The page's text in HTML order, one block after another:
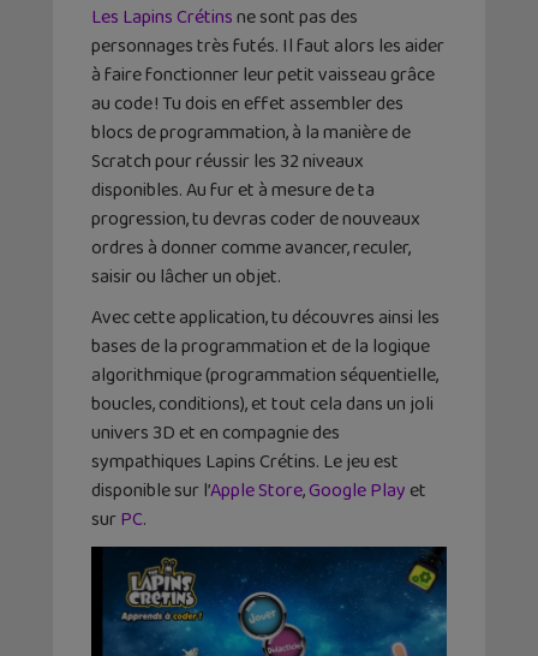
Les Lapins Crétinsne sont pas des
personnages très futés. Il faut alors les aider
à faire fonctionner leur petit vaisseau grâce
au code ! Tu dois en effet assembler des
blocs de programmation, à la manière de
Scratch pour réussir les 32 niveaux
disponibles. Au fur et à mesure de ta
progression, tu devras coder de nouveaux
ordres à donner comme avancer, reculer,
saisir ou lâcher un objet.
Avec cette application, tu découvres ainsi les
bases de la programmation et de la logique
algorithmique (programmation séquentielle,
boucles, conditions), et tout cela dans un joli
univers 3D et en compagnie des
sympathiques Lapins Crétins. Le jeu est
disponible sur l’Apple Store,Google Play et
surPC.